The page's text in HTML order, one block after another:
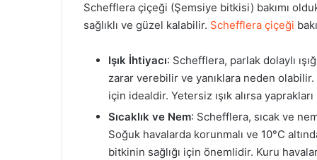
Schefflera çiçeği (Şemsiye bitkisi) bakımı
sağlıklı ve güzel kalabilir. Schefflera çiçeği
Işık İhtiyacı: Schefflera, parlak dolaylı
zarar verebilir ve yanıklara neden olabilir.
için idealdir. Yetersiz ışık alırsa
Sıcaklık ve Nem: Schefflera, sıcak ve
Soğuk havalarda korunmalı ve 10°C
bitkinin sağlığı için önemlidir. Kuru